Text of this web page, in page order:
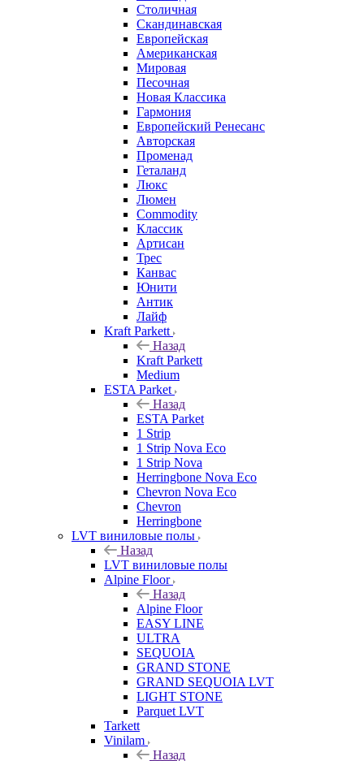
Столичная
Скандинавская
Европейская
Американская
Мировая
Песочная
Новая Классика
Гармония
Европейский Ренесанс
Авторская
Променад
Геталанд
Люкс
Люмен
Commodity
Классик
Артисан
Трес
Канвас
Юнити
Антик
Лайф
Kraft Parkett
Назад
Kraft Parkett
Medium
ESTA Parket
Назад
ESTA Parket
1 Strip
1 Strip Nova Eco
1 Strip Nova
Herringbone Nova Eco
Chevron Nova Eco
Chevron
Herringbone
LVT виниловые полы
Назад
LVT виниловые полы
Alpine Floor
Назад
Alpine Floor
EASY LINE
ULTRA
SEQUOIA
GRAND STONE
GRAND SEQUOIA LVT
LIGHT STONE
Parquet LVT
Tarkett
Vinilam
Назад